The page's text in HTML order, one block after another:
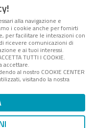
telematica iscritta
Tribunale di Roma -
resp. Michela
a Direzione e
S.p.A. - FPA s.r.l.
di management
- R.E.A. Roma
AWS
alla navigazione e
i cookie anche per fornirti
per facilitare le interazioni con
ricevere comunicazioni di
e ai tuoi interessi.
TUTTI I COOKIE.
accettare.
al nostro COOKIE CENTER
visitando la nostra